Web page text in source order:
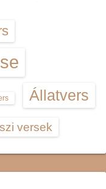
Állatvers
versek